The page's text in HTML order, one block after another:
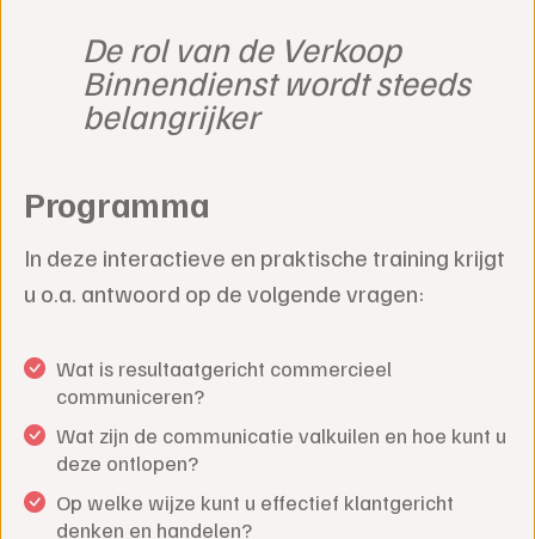
De rol van de Verkoop
Binnendienst wordt steeds
belangrijker
Programma
In deze interactieve en praktische training krijgt
u o.a. antwoord op de volgende vragen:
Wat is resultaatgericht commercieel
communiceren?
Wat zijn de communicatie valkuilen en hoe kunt u
deze ontlopen?
Op welke wijze kunt u effectief klantgericht
denken en handelen?